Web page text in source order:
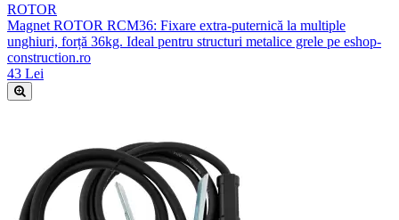
ROTOR
Magnet ROTOR RCM36: Fixare extra-puternică la multiple
unghiuri, forță 36kg. Ideal pentru structuri metalice grele pe eshop-
construction.ro
43 Lei